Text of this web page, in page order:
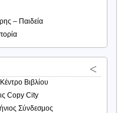
– Παιδεία
Βιβλίου
Copy City
Σύνδεσμος